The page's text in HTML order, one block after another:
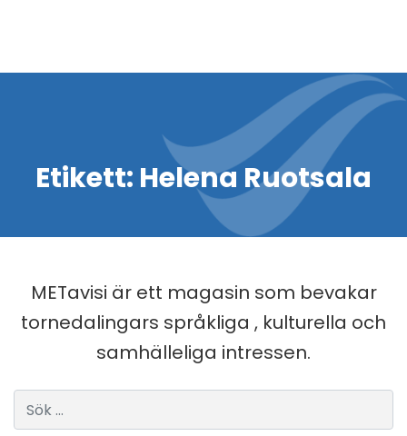
Etikett: Helena Ruotsala
METavisi är ett magasin som bevakar
tornedalingars språkliga , kulturella och
samhälleliga intressen.
Sök efter: